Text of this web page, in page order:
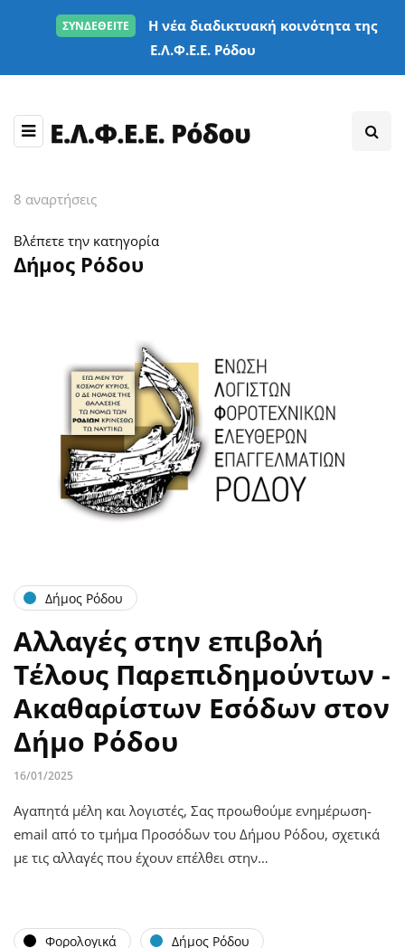
ΣΥΝΔΕΘΕΙΤΕ
Η νέα διαδικτυακή κοινότητα της
Ε.Λ.Φ.Ε.Ε. Ρόδου
8 αναρτήσεις
Βλέπετε την κατηγορία
Δήμος Ρόδου
Δήμος Ρόδου
Αλλαγές στην επιβολή
Τέλους Παρεπιδημούντων -
Ακαθαρίστων Εσόδων στον
Δήμο Ρόδου
16/01/2025
Αγαπητά μέλη και λογιστές, Σας προωθούμε ενημέρωση-
email από το τμήμα Προσόδων του Δήμου Ρόδου, σχετικά
με τις αλλαγές που έχουν επέλθει στην…
Φορολογικά Δήμος Ρόδου